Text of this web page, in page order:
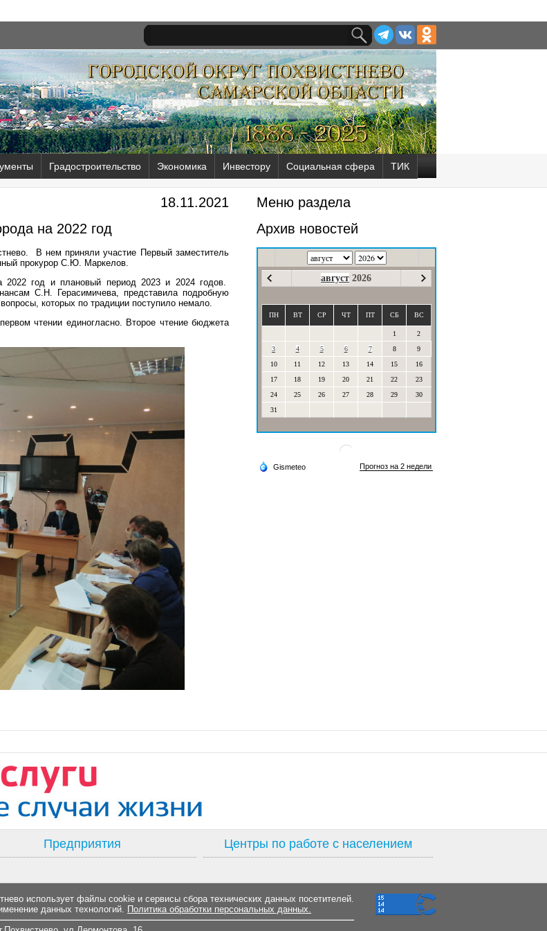
Градостроительство Экономика Инвестору Социальная сфера ТИК
18.11.2021
на 2022 год
В нем приняли участие Первый заместитель
прокурор С.Ю. Маркелов.
2022 год и плановый период 2023 и 2024 годов.
С.Н. Герасимичева, представила подробную
которых по традиции поступило немало.
чтении единогласно. Второе чтение бюджета
Меню раздела
Архив новостей
август 2026
ПН ВТ СР ЧТ ПТ СБ ВС
1
2
3
4 5 6 7 8
9
10
11 12 13 14 15
16
17
18 19 20 21 22
23
24
25 26 27 28 29
30
31
Предприятия Центры по работе с населением
использует файлы cookie и сервисы сбора технических данных посетителей.
данных технологий. Политика обработки персональных данных.